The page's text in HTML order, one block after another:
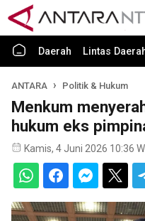
Daerah Lintas
ANTARA Politik & Hukum
Menkum
hukum eks
Kamis, 4 Juni 2026 10:36